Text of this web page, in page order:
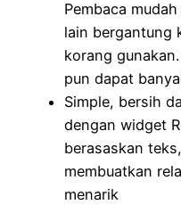
Pembaca
lain bergantung
korang
pun dapat
Simple, bersih
dengan widget
berasaskan
membuatkan
menarik